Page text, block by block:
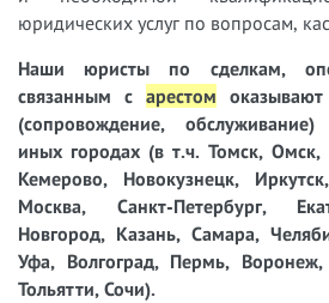
юридических услуг по вопросам,
Наши юристы
по сделкам,
связанным с арестом
(сопровождение,
иных городах (в т.ч. Томск, Омск,
Кемерово, Новокузнецк,
Москва, Санкт-Петербург,
Новгород, Казань, Самара,
Уфа, Волгоград, Пермь, Воронеж,
Тольятти, Сочи).